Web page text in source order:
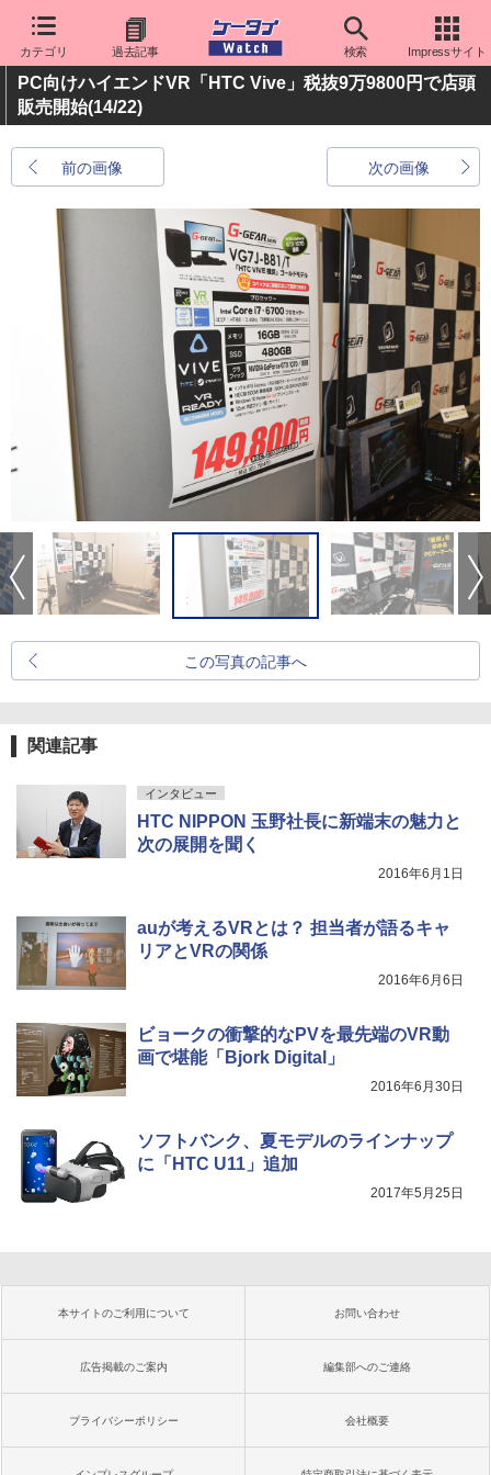
カテゴリ 過去記事 検索 Impressサイト
PC向けハイエンドVR「HTC Vive」税抜9万9800円で店頭
販売開始(14/22)
前の画像 次の画像
この写真の記事へ
関連記事
インタビュー
HTC NIPPON 玉野社長に新端末の魅力と
次の展開を聞く
2016年6月1日
auが考えるVRとは？ 担当者が語るキャ
リアとVRの関係
2016年6月6日
ビョークの衝撃的なPVを最先端のVR動
画で堪能「Bjork Digital」
2016年6月30日
ソフトバンク、夏モデルのラインナップ
に「HTC U11」追加
2017年5月25日
本サイトのご利用について お問い合わせ
広告掲載のご案内 編集部へのご連絡
プライバシーポリシー 会社概要